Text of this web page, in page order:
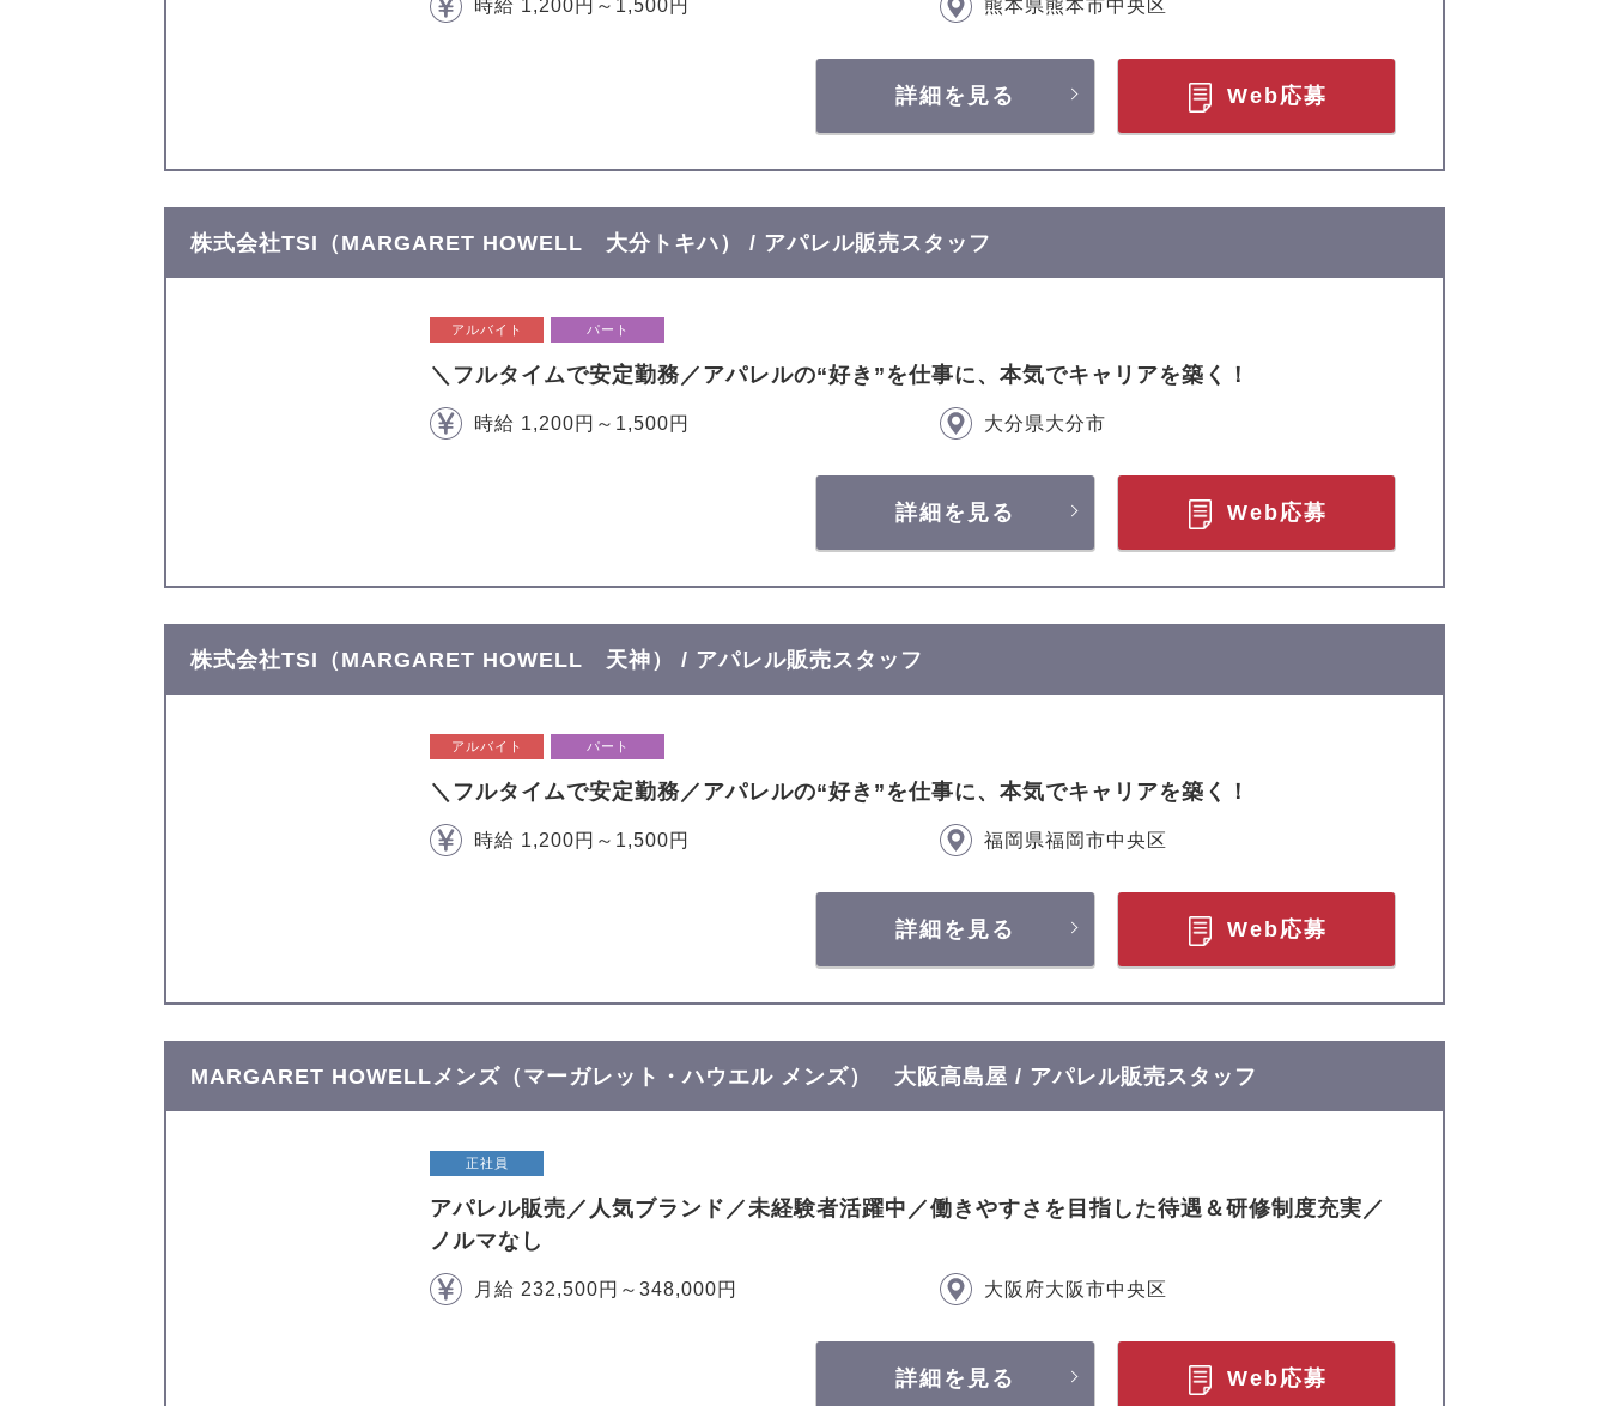
時給 1,200円～1,500円 熊本県熊本市中央区
詳細を見る Web応募
株式会社TSI（MARGARET HOWELL 大分トキハ） / アパレル販売スタッフ
アルバイト パート
＼フルタイムで安定勤務／アパレルの“好き”を仕事に、本気でキャリアを築く！
時給 1,200円～1,500円 大分県大分市
詳細を見る Web応募
株式会社TSI（MARGARET HOWELL 天神） / アパレル販売スタッフ
アルバイト パート
＼フルタイムで安定勤務／アパレルの“好き”を仕事に、本気でキャリアを築く！
時給 1,200円～1,500円 福岡県福岡市中央区
詳細を見る Web応募
MARGARET HOWELLメンズ（マーガレット・ハウエル メンズ） 大阪高島屋 / アパレル販売スタッフ
正社員
アパレル販売／人気ブランド／未経験者活躍中／働きやすさを目指した待遇＆研修制度充実／
ノルマなし
月給 232,500円～348,000円 大阪府大阪市中央区
詳細を見る Web応募